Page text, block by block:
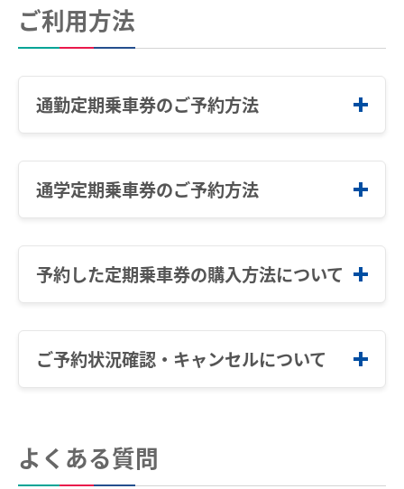
定期乗車券
団体乗車券
障害者割引および学生割引
きっぷをなくした場合
特別車両券の払いもどし
乗車券の正しいご利用方法
SFパノラマカードの払いもどし
タッチ決済・QR
運送約款
中部国際空港駅のりば案内
列車運行に支障がある場合の取扱い
ご利用方法
通勤定期乗車券のご予約方法
STEP.1
予約ページへアクセスする
「通勤定期」ボタンを押してください。
ご予約の受付時間は「６時から２３時ま
で」です。
通学定期乗車券のご予約方法
STEP.1
予約ページへアクセスする
「通学定期」ボタンを押してください。
予約した定期乗車券の購入方法について
自動券売機にて購入
入」のボタンを押していただき、その後画
面の指示に従い、メールで届いたＱＲコー
ご予約状況確認・キャンセルについて
STEP.1
よくある質問